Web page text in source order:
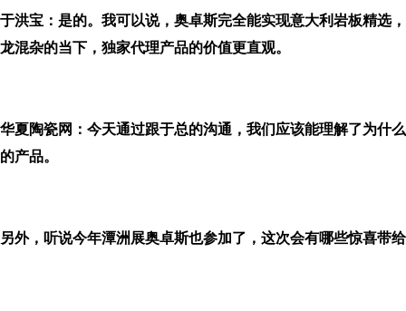
于洪宝：是的。我可以说，奥卓斯完全能实现意大利岩板精选
龙混杂的当下，独家代理产品的价值更直观。
华夏陶瓷网：今天通过跟于总的沟通，我们应该能理解了为什
的产品。
另外，听说今年潭洲展奥卓斯也参加了，这次会有哪些惊喜带